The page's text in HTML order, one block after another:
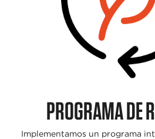
PROGRAMA DE
Implementamos un programa